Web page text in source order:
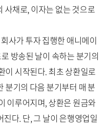
사채로, 이자는 없는 것으로
사가 투자 집행한 애니메이
방송된 날이 속하는 분기의
이 시작된다. 최초 상환일로
분기의 다음 분기부터 매 분
이루어지며, 상환은 원금와
다. 단, 그 날이 은행영업일